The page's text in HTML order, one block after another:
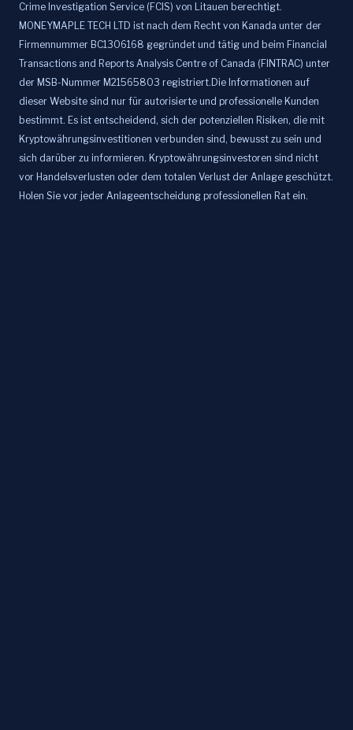
Crime Investigation Service (FCIS) von Litauen berechtigt.
MONEYMAPLE TECH LTD ist nach dem Recht von Kanada unter der
Firmennummer BC1306168 gegründet und tätig und beim Financial
Transactions and Reports Analysis Centre of Canada (FINTRAC) unter
der MSB-Nummer M21565803 registriert.Die Informationen auf
dieser Website sind nur für autorisierte und professionelle Kunden
bestimmt. Es ist entscheidend, sich der potenziellen Risiken, die mit
Kryptowährungsinvestitionen verbunden sind, bewusst zu sein und
sich darüber zu informieren. Kryptowährungsinvestoren sind nicht
vor Handelsverlusten oder dem totalen Verlust der Anlage geschützt.
Holen Sie vor jeder Anlageentscheidung professionellen Rat ein.